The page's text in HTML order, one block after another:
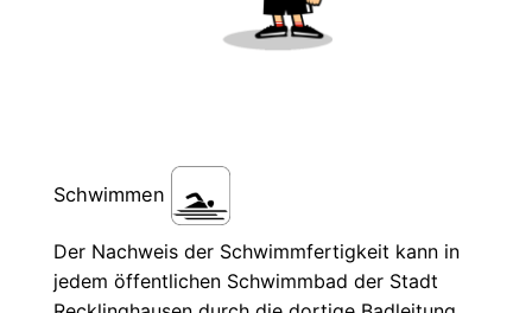
Schwimmen
Der Nachweis der Schwimmfertigkeit kann in
jedem öffentlichen Schwimmbad der Stadt